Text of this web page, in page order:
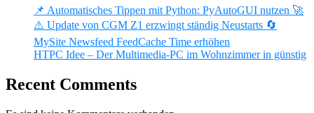
📌 Automatisches Tippen mit Python: PyAutoGUI nutzen 🚀
⚠️ Update von CGM Z1 erzwingt ständig Neustarts 🔄
MySite Newsfeed FeedCache Time erhöhen
HTPC Idee – Der Multimedia-PC im Wohnzimmer in günstig
Recent Comments